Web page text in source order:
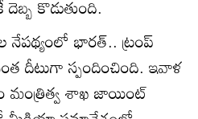
కొడుతుంది.
భారత్.. ట్రంప్
దీటుగా స్పందించింది. ఇవాళ
మంత్రిత్వ శాఖ జాయింట్